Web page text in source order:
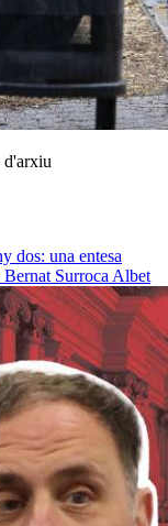
d'arxiu
dos: una entesa
Bernat Surroca Albet